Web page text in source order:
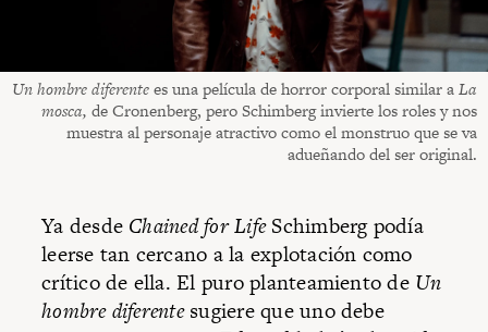
Un hombre diferentees una película de horror corporal similar aLa
mosca, de Cronenberg, pero Schimberg invierte los roles y nos
muestra al personaje atractivo como el monstruo que se va
adueñando del ser original.
Ya desde Chained for LifeSchimberg podía
leerse tan cercano a la explotación como
crítico de ella. El puro planteamiento de Un
hombre diferentesugiere que uno debe